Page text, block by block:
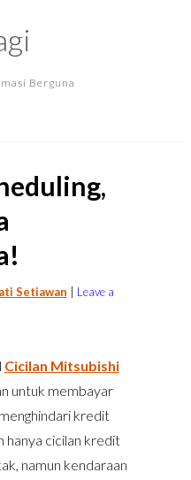
Berguna
Setiawan
Leave a
Cicilan Mitsubishi
untuk membayar
kredit
hanya cicilan kredit
namun kendaraan